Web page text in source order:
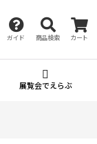
ガイド 商品検索 カート
展覧会でえらぶ